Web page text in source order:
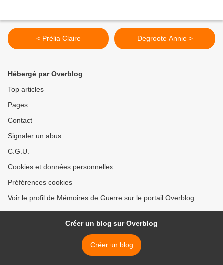
< Prélia Claire Degroote Annie >
Hébergé par Overblog
Top articles
Pages
Contact
Signaler un abus
C.G.U.
Cookies et données personnelles
Préférences cookies
Voir le profil de Mémoires de Guerre sur le portail Overblog
Créer un blog sur Overblog
Créer un blog